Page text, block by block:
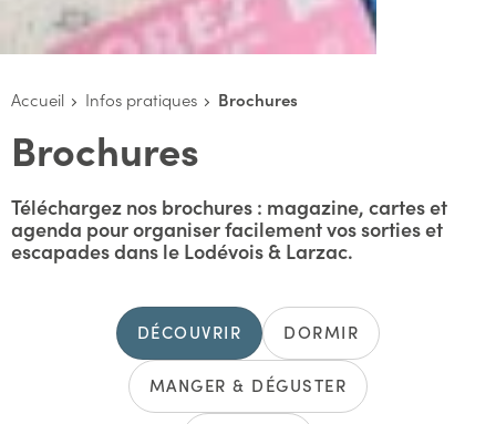
Accueil Infos pratiques Brochures
Brochures
Téléchargez nos brochures : magazine, cartes et
agenda pour organiser facilement vos sorties et
escapades dans le Lodévois & Larzac.
DÉCOUVRIR DORMIR
MANGER & DÉGUSTER